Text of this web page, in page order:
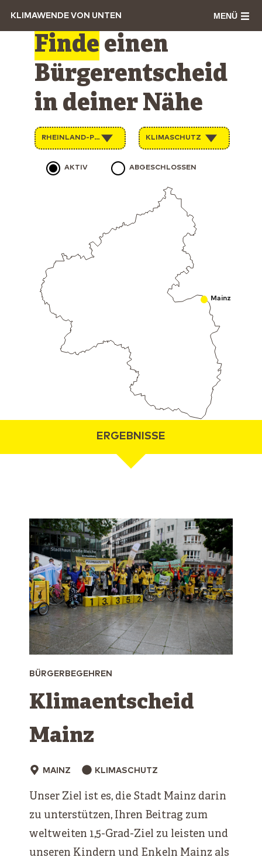
KLIMAWENDE VON UNTEN MENÜ
Mainz
Finde einen
Bürgerentscheid
in deiner Nähe
RHEINLAND-PFALZ KLIMASCHUTZ
AKTIV ABGESCHLOSSEN
ERGEBNISSE
BÜRGERBEGEHREN
Klimaentscheid
Mainz
MAINZ KLIMASCHUTZ
Unser Ziel ist es, die Stadt Mainz darin
zu unterstützen, Ihren Beitrag zum
weltweiten 1,5-Grad-Ziel zu leisten und
unseren Kindern und Enkeln Mainz als